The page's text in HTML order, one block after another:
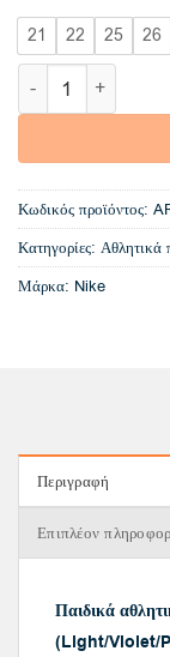
21 22 25 26
AR4162-504
Κωδικός προϊόντος:
Κατηγορίες: Αθλητικά
Μάρκα: Nike
Περιγραφή
Επιπλέον
Παιδικά
(Light/Violet/